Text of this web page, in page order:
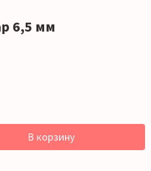
6,5 мм
В корзину